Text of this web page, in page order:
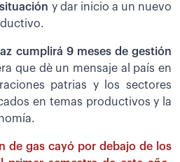
y dar inicio a un nuevo
cumplirá 9 meses de gestión
que dè un mensaje al país en
patrias y los sectores
en temas productivos y la
de gas cayó por debajo de los